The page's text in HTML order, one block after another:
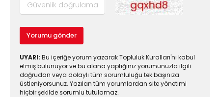
Yorumu gönder
UYARI: Bu içeriğe yorum yazarak Topluluk Kuralları'nı kabul
etmiş bulunuyor ve bu alana yaptığınız yorumunuzla ilgili
doğrudan veya dolaylı tüm sorumluluğu tek başınıza
üstleniyorsunuz. Yazılan tüm yorumlardan site yönetimi
hiçbir şekilde sorumlu tutulamaz.